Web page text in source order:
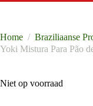
Home / Braziliaanse
Yoki Mistura Para Pão
Niet op voorraad